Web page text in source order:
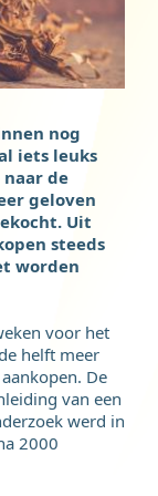
nog
iets leuks
de
geloven
Uit
steeds
worden
voor het
helft meer
De
van een
werd in
2000